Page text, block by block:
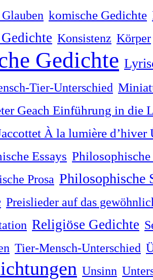
komische Gedichte
Konsistenz Körper
Gedichte
Tier-Unterschied
Geach Einführung in die
À la lumière dʼhiver
Essays
Prosa Philosophische
Preislieder auf das
Religiöse Gedichte
Tier-Mensch-Unterschied
Unsinn